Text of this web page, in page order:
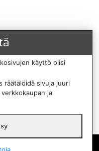
käyttö olisi
räätälöidä sivuja juuri
ja